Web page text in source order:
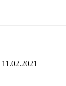
11.02.2021